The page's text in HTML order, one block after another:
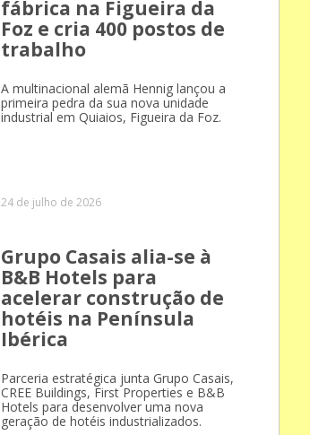
fábrica na Figueira da
Foz e cria 400 postos de
trabalho
A multinacional alemã Hennig lançou a
primeira pedra da sua nova unidade
industrial em Quiaios, Figueira da Foz.
24 de julho de 2026
Grupo Casais alia-se à
B&B Hotels para
acelerar construção de
hotéis na Península
Ibérica
Parceria estratégica junta Grupo Casais,
CREE Buildings, First Properties e B&B
Hotels para desenvolver uma nova
geração de hotéis industrializados.